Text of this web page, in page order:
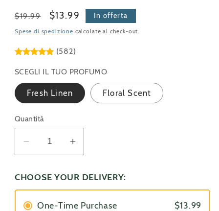
Prezzo
di
$19.99
Prezzo
scontato
$13.99 In offerta
Spese di spedizione calcolate al check-out.
(582)
SCEGLI IL TUO PROFUMO
Fresh Linen Floral Scent
Quantità
Diminuisci
per
Aumenta
per
CHOOSE YOUR DELIVERY:
One-Time Purchase $13.99